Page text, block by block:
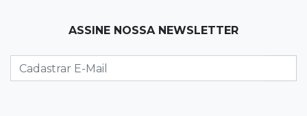
Agosto no Bosque reúne esporte, cultura e
ASSINE NOSSA NEWSLETTER